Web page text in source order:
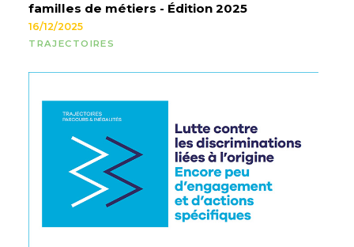
familles de métiers - Édition 2025
16/12/2025
TRAJECTOIRES